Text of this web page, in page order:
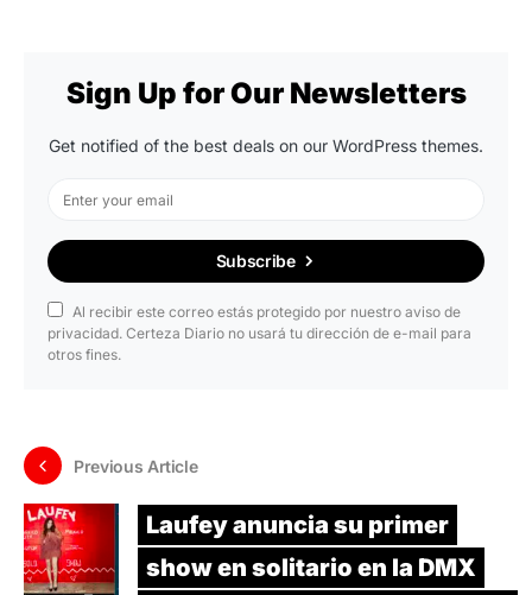
Sign Up for Our Newsletters
Get notified of the best deals on our WordPress themes.
Subscribe
Al recibir este correo estás protegido por nuestro aviso de
privacidad. Certeza Diario no usará tu dirección de e-mail para
otros fines.
Previous Article
Laufey anuncia su primer
show en solitario en la DMX